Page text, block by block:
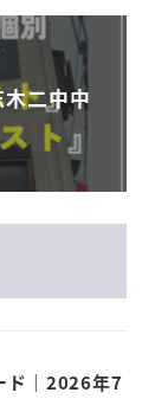
木二中中
ド｜2026年7